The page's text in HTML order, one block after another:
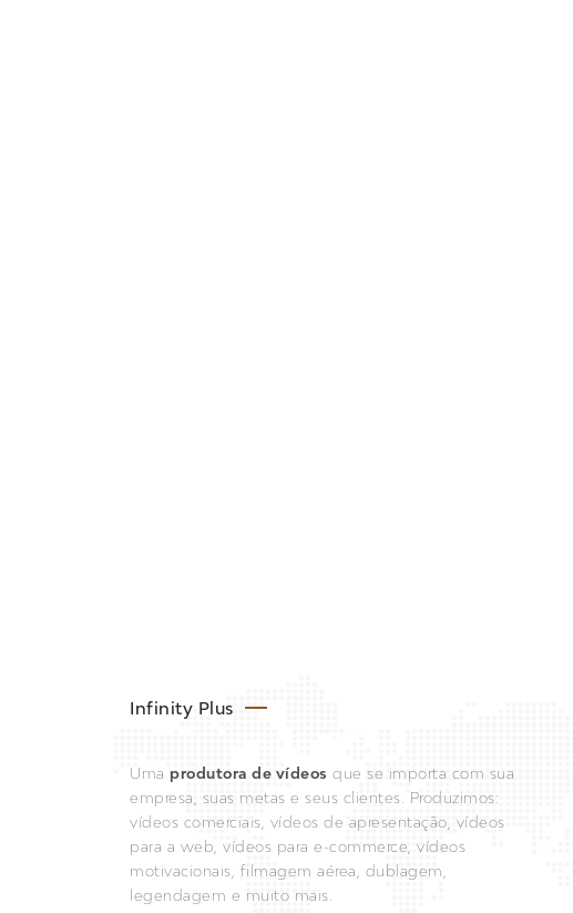
Infinity Plus
Uma produtora de vídeos que se importa com sua
empresa, suas metas e seus clientes. Produzimos:
vídeos comerciais, vídeos de apresentação, vídeos
para a web, vídeos para e-commerce, vídeos
motivacionais, filmagem aérea, dublagem,
legendagem e muito mais.